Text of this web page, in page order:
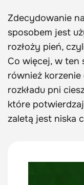
Zdecydowanie
sposobem jest
rozłoży pień,
Co więcej, w ten
również
rozkładu pni
które
zaletą jest niska